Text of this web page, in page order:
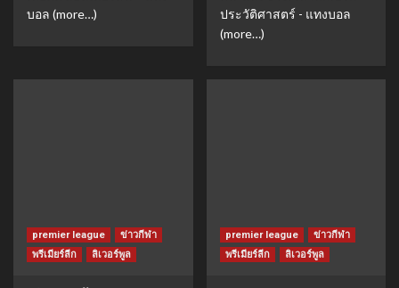
บอล (more…)
ประวัติศาสตร์ - แทงบอล
(more…)
premier league
ข่าวกีฬา
พรีเมียร์ลีก
ลิเวอร์พูล
premier league
ข่าวกีฬา
พรีเมียร์ลีก
ลิเวอร์พูล